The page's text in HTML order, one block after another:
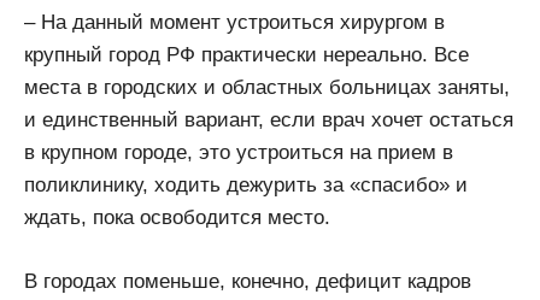
– На данный момент устроиться хирургом в
крупный город РФ практически нереально. Все
места в городских и областных больницах заняты,
и единственный вариант, если врач хочет остаться
в крупном городе, это устроиться на прием в
поликлинику, ходить дежурить за «спасибо» и
ждать, пока освободится место.
В городах поменьше, конечно, дефицит кадров